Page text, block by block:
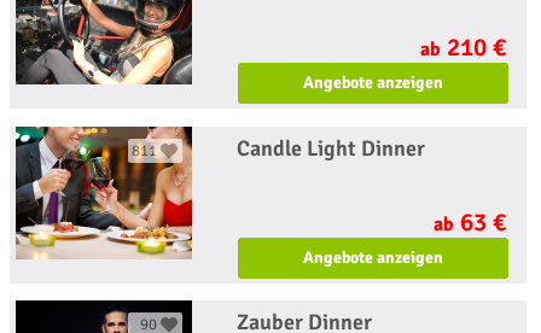
ab 210 €
Angebote anzeigen
811 Candle Light Dinner
ab 63 €
Angebote anzeigen
90 Zauber Dinner